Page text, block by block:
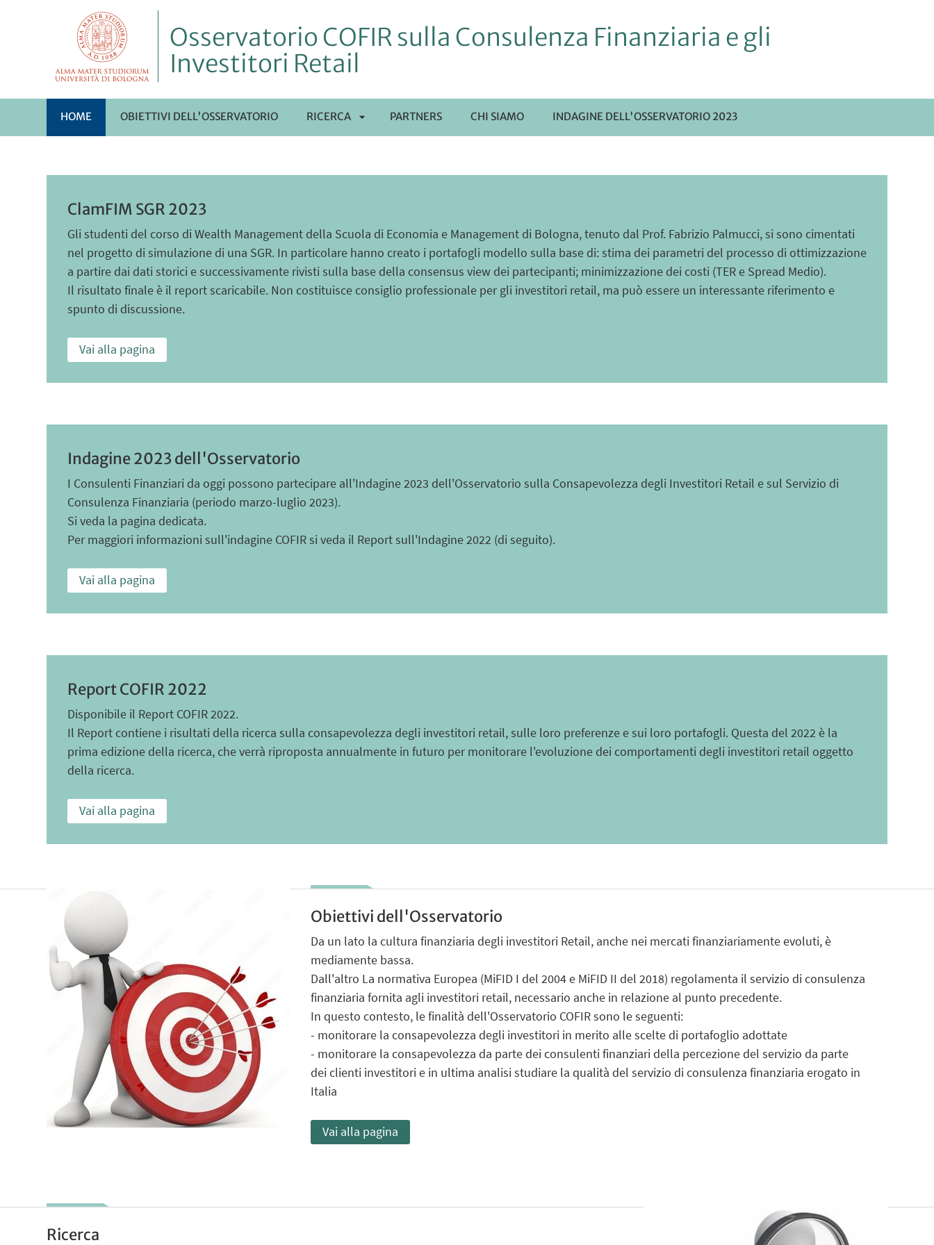
Osservatorio COFIR sulla Consulenza Finanziaria e gli
Investitori Retail
HOME OBIETTIVI DELL'OSSERVATORIO RICERCA PARTNERS CHI SIAMO INDAGINE DELL'OSSERVATORIO 2023
ClamFIM SGR 2023
Gli studenti del corso di Wealth Management della Scuola di Economia e Management di Bologna, tenuto dal Prof. Fabrizio Palmucci, si sono cimentati
nel progetto di simulazione di una SGR. In particolare hanno creato i portafogli modello sulla base di: stima dei parametri del processo di ottimizzazione
a partire dai dati storici e successivamente rivisti sulla base della consensus view dei partecipanti; minimizzazione dei costi (TER e Spread Medio).
Il risultato finale è il report scaricabile. Non costituisce consiglio professionale per gli investitori retail, ma può essere un interessante riferimento e
spunto di discussione.
Vai alla pagina
Indagine 2023 dell'Osservatorio
I Consulenti Finanziari da oggi possono partecipare all'Indagine 2023 dell'Osservatorio sulla Consapevolezza degli Investitori Retail e sul Servizio di
Consulenza Finanziaria (periodo marzo-luglio 2023).
Si veda la pagina dedicata.
Per maggiori informazioni sull'indagine COFIR si veda il Report sull'Indagine 2022 (di seguito).
Vai alla pagina
Report COFIR 2022
Disponibile il Report COFIR 2022.
Il Report contiene i risultati della ricerca sulla consapevolezza degli investitori retail, sulle loro preferenze e sui loro portafogli. Questa del 2022 è la
prima edizione della ricerca, che verrà riproposta annualmente in futuro per monitorare l'evoluzione dei comportamenti degli investitori retail oggetto
della ricerca.
Vai alla pagina
Obiettivi dell'Osservatorio
Da un lato la cultura finanziaria degli investitori Retail, anche nei mercati finanziariamente evoluti, è
mediamente bassa.
Dall'altro La normativa Europea (MiFID I del 2004 e MiFID II del 2018) regolamenta il servizio di consulenza
finanziaria fornita agli investitori retail, necessario anche in relazione al punto precedente.
In questo contesto, le finalità dell'Osservatorio COFIR sono le seguenti:
- monitorare la consapevolezza degli investitori in merito alle scelte di portafoglio adottate
- monitorare la consapevolezza da parte dei consulenti finanziari della percezione del servizio da parte
dei clienti investitori e in ultima analisi studiare la qualità del servizio di consulenza finanziaria erogato in
Italia
Vai alla pagina
Ricerca